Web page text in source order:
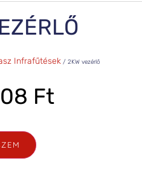
Infrafűtések/ 2KW vezérlő
Ft